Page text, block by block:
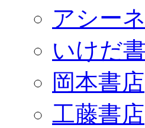
アシーネ
いけだ
岡本書店
工藤書店